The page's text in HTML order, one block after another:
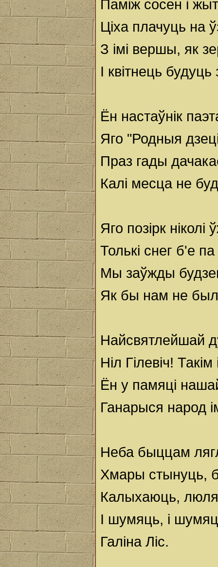
Паміж сосен і
Ціха плачуць на
З імі вершы, як
І квітнець
Ён настаўнік
Яго "Родныя
Праз гады
Калі месца не
Яго позірк
Толькі снег б'е
Мы заўжды
Як бы нам не
Найсвятлейшай
Ніл Гілевіч! Такім
Ён у памяці
Ганарыся народ
Неба быццам
Хмары стынуць,
Калыхаюць,
І шумяць, і
Галіна Ліс.